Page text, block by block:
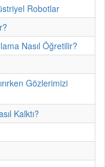
Robotlar
Nasıl Öğretilir?
Gözlerimizi
Kalktı?